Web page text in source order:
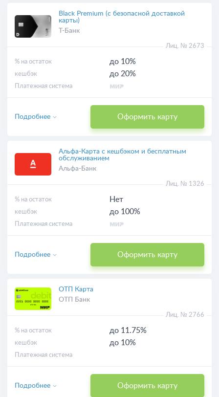
Black Premium (с безопасной доставкой
карты)
Т-Банк
Лиц. № 2673
% на остаток до 10%
кешбэк до 20%
Платежная система
Оформить карту
Подробнее
Альфа-Карта с кешбэком и бесплатным
обслуживанием
Альфа-Банк
Лиц. № 1326
% на остаток Нет
кешбэк до 100%
Платежная система
Оформить карту
Подробнее
ОТП Карта
ОТП Банк
Лиц. № 2766
% на остаток до 11.75%
кешбэк до 10%
Платежная система
Оформить карту
Подробнее